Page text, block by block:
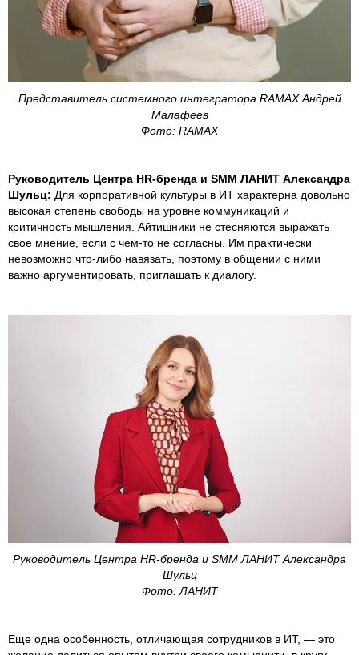
Представитель системного интегратора RAMAX Андрей
Малафеев
Фото: RAMAX
Руководитель Центра HR-бренда и SMM ЛАНИТ Александра
Шульц: Для корпоративной культуры в ИТ характерна довольно
высокая степень свободы на уровне коммуникаций и
критичность мышления. Айтишники не стесняются выражать
свое мнение, если с чем-то не согласны. Им практически
невозможно что-либо навязать, поэтому в общении с ними
важно аргументировать, приглашать к диалогу.
Руководитель Центра HR-бренда и SMM ЛАНИТ Александра
Шульц
Фото: ЛАНИТ
Еще одна особенность, отличающая сотрудников в ИТ, — это